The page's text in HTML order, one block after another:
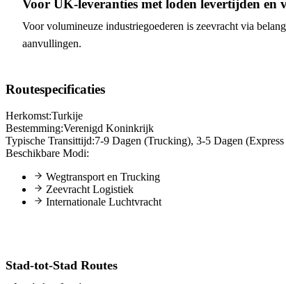
Voor UK-leveranties met loden levertijden en
Voor volumineuze industriegoederen is zeevracht via
aanvullingen.
Routespecificaties
Herkomst:Turkije
Bestemming:Verenigd Koninkrijk
Typische Transittijd:7-9 Dagen (Trucking), 3-5 Dagen
Beschikbare Modi:
Wegtransport en Trucking
Zeevracht Logistiek
Internationale Luchtvracht
Stad-tot-Stad Routes